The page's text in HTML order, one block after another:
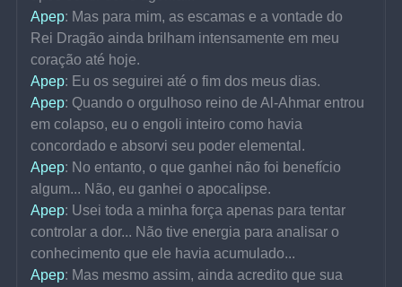
Apep: Mas para mim, as escamas e a vontade do
Rei Dragão ainda brilham intensamente em meu
coração até hoje.
Apep: Eu os seguirei até o fim dos meus dias.
Apep: Quando o orgulhoso reino de Al-Ahmar entrou
em colapso, eu o engoli inteiro como havia
concordado e absorvi seu poder elemental.
Apep: No entanto, o que ganhei não foi benefício
algum... Não, eu ganhei o apocalipse.
Apep: Usei toda a minha força apenas para tentar
controlar a dor... Não tive energia para analisar o
conhecimento que ele havia acumulado...
Apep: Mas mesmo assim, ainda acredito que sua